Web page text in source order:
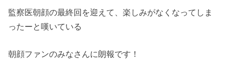
監察医朝顔の最終回を迎えて、楽しみがなくなってしま
ったーと嘆いている
朝顔ファンのみなさんに朗報です！